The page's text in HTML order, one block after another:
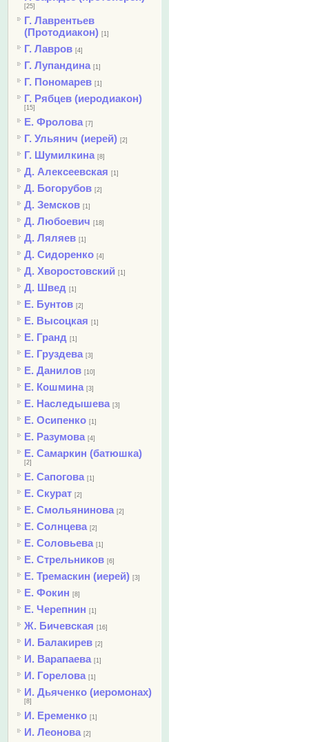
[25]
Г. Лаврентьев
(Протодиакон) [1]
Г. Лавров [4]
Г. Лупандина [1]
Г. Пономарев [1]
Г. Рябцев (иеродиакон)
[15]
Е. Фролова [7]
Г. Ульянич (иерей) [2]
Г. Шумилкина [8]
Д. Алексеевская [1]
Д. Богорубов [2]
Д. Земсков [1]
Д. Любоевич [18]
Д. Ляляев [1]
Д. Сидоренко [4]
Д. Хворостовский [1]
Д. Швед [1]
Е. Бунтов [2]
Е. Высоцкая [1]
Е. Гранд [1]
Е. Груздева [3]
Е. Данилов [10]
Е. Кошмина [3]
Е. Наследышева [3]
Е. Осипенко [1]
Е. Разумова [4]
Е. Самаркин (батюшка)
[2]
Е. Сапогова [1]
Е. Скурат [2]
Е. Смольянинова [2]
Е. Солнцева [2]
Е. Соловьева [1]
Е. Стрельников [6]
Е. Тремаскин (иерей) [3]
Е. Фокин [8]
Е. Черепнин [1]
Ж. Бичевская [16]
И. Балакирев [2]
И. Варапаева [1]
И. Горелова [1]
И. Дьяченко (иеромонах)
[8]
И. Еременко [1]
И. Леонова [2]